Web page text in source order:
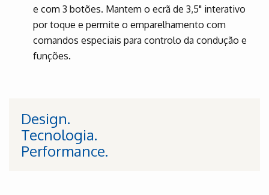
e com 3 botões. Mantem o ecrã de 3,5" interativo
por toque e permite o emparelhamento com
comandos especiais para controlo da condução e
funções.
Design.
Tecnologia.
Performance.